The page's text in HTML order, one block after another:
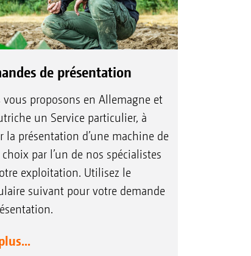
de présentation
vous proposons en Allemagne et
un Service particulier, à
la présentation d’une machine de
par l’un de nos spécialistes
exploitation. Utilisez le
suivant pour votre demande